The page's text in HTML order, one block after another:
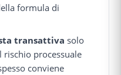
formula di
transattiva solo
processuale
conviene